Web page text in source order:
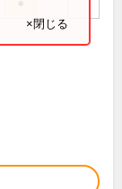
×閉じる